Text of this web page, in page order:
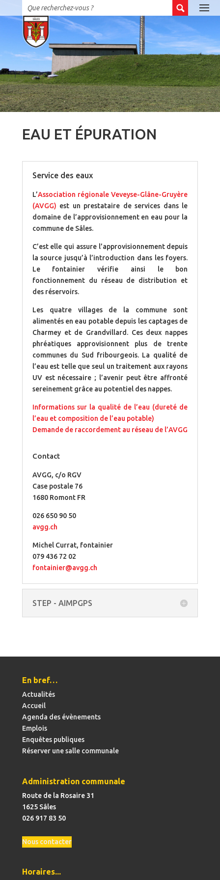
EAU ET ÉPURATION
Service des eaux
L’Association régionale Veveyse-Glâne-Gruyère
(AVGG) est un prestataire de services dans le
domaine de l’approvisionnement en eau pour la
commune de Sâles.
C’est elle qui assure l’approvisionnement depuis
la source jusqu’à l’introduction dans les foyers.
Le fontainier vérifie ainsi le bon
fonctionnement du réseau de distribution et
des réservoirs.
Les quatre villages de la commune sont
alimentés en eau potable depuis les captages de
Charmey et de Grandvillard. Ces deux nappes
phréatiques approvisionnent plus de trente
communes du Sud fribourgeois. La qualité de
l’eau est telle que seul un traitement aux rayons
UV est nécessaire ; l’avenir peut être affronté
sereinement grâce au potentiel des nappes.
Informations sur la qualité de l’eau (dureté de
l’eau et composition de l’eau potable)
Demande de raccordement au réseau de l’AVGG
Contact
AVGG, c/o RGV
Case postale 76
1680 Romont FR
026 650 90 50
avgg.ch
Michel Currat, fontainier
079 436 72 02
fontainier@avgg.ch
STEP - AIMPGPS
En bref…
Actualités
Accueil
Agenda des évènements
Emplois
Enquêtes publiques
Réserver une salle communale
Administration communale
Route de la Rosaire 31
1625 Sâles
026 917 83 50
Nous contacter
Horaires...